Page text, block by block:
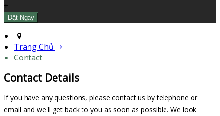
+
Trang Chủ
Contact
Contact Details
If you have any questions, please contact us by telephone or
email and we'll get back to you as soon as possible. We look